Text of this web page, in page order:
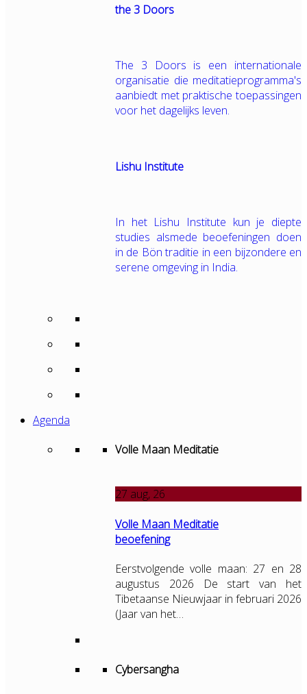
the 3 Doors
The 3 Doors is een internationale
organisatie die meditatieprogramma's
aanbiedt met praktische toepassingen
voor het dagelijks leven.
Lishu Institute
In het Lishu Institute kun je diepte
studies alsmede beoefeningen doen
in de Bön traditie in een bijzondere en
serene omgeving in India.
Agenda
Volle Maan Meditatie
27 aug, 26
Volle Maan Meditatie
beoefening
Eerstvolgende volle maan: 27 en 28
augustus 2026 De start van het
Tibetaanse Nieuwjaar in februari 2026
(Jaar van het…
Cybersangha